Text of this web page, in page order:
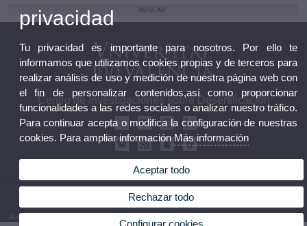
Centro de Investigaciones sobre Desertificación
3424162
Aviso legal Buzón de Contacto
privacidad
Tu privacidad es importante para nosotros. Por ello te
informamos que utilizamos cookies propias y de terceros para
realizar análisis de uso y medición de nuestra página web con
el fin de personalizar contenidos,así como proporcionar
funcionalidades a las redes sociales o analizar nuestro tráfico.
Para continuar acepta o modifica la configuración de nuestras
cookies. Para ampliar información Más información
Aceptar todo
Rechazar todo
Configurar cookies